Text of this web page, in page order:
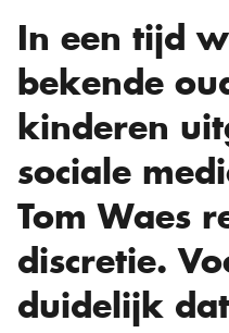
In een tijd
bekende
kinderen
sociale
Tom Waes
discretie.
duidelijk